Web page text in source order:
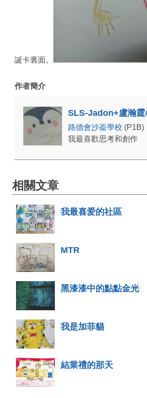
誕卡裏面。
作者簡介
SLS-Jadon+盧瀚
路德會沙崙學校 (P1B)
我最喜歡思考和創作
相關文章
我最喜爱的社區
MTR
黑漆漆中的點點金光
我是加菲貓
結業禮的那天